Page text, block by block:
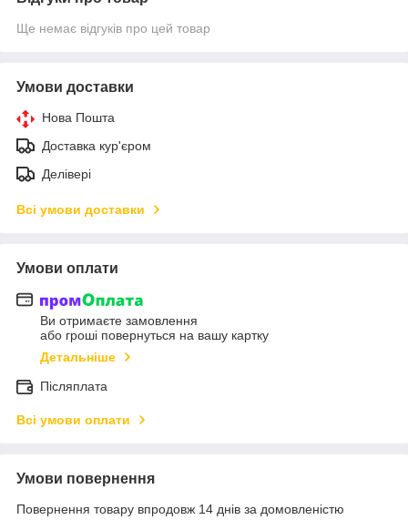
Ще немає відгуків про цей товар
Умови доставки
Нова Пошта
Доставка кур'єром
Делівері
Всі умови доставки
Умови оплати
Ви отримаєте замовлення
або гроші повернуться на вашу картку
Детальніше
Післяплата
Всі умови оплати
Умови повернення
Повернення товару впродовж 14 днів за домовленістю